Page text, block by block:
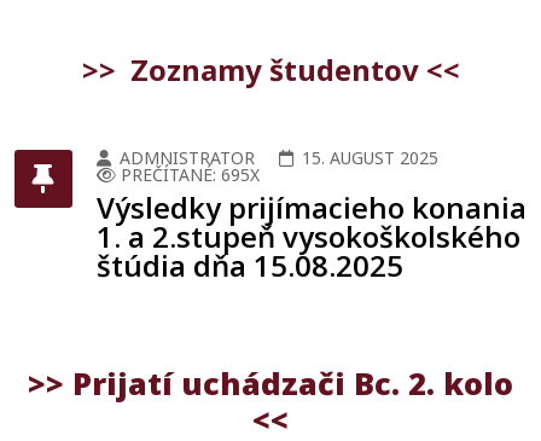
>> Zoznamy študentov <<
ADMNISTRATOR 15. AUGUST 2025
PREČÍTANÉ: 695X
Výsledky prijímacieho konania
1. a 2.stupeň vysokoškolského
štúdia dňa 15.08.2025
>> Prijatí uchádzači Bc. 2. kolo
<<